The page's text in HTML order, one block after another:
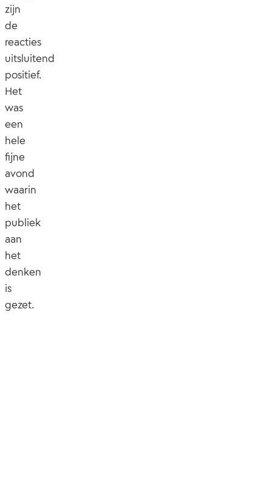
zijn
de
reacties
uitsluitend
positief.
Het
was
een
hele
fijne
avond
waarin
het
publiek
aan
het
denken
is
gezet.